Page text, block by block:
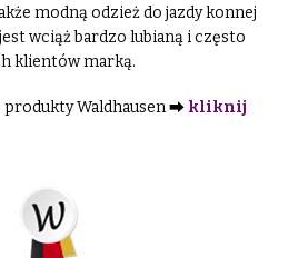
modną odzież do jazdy konnej
wciąż bardzo lubianą i często
klientów marką.
produkty Waldhausen ⮕ kliknij